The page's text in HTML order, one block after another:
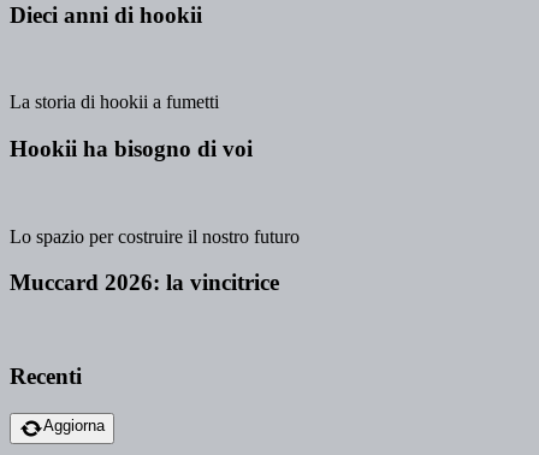
Dieci anni di hookii
La storia di hookii a fumetti
Hookii ha bisogno di voi
Lo spazio per costruire il nostro futuro
Muccard 2026: la vincitrice
Recenti
Aggiorna